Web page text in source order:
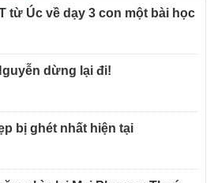
từ Úc về dạy 3 con một bài học
dừng lại đi!
bị ghét nhất hiện tại